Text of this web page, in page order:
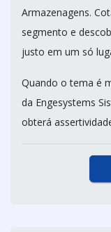
Armazenagens.
segmento e
justo em um só
Quando o tema é
da Engesystems
obterá